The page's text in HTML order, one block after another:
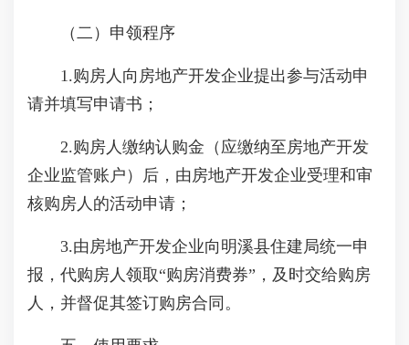
（二）申领程序
1.购房人向房地产开发企业提出参与活动申
请并填写申请书；
2.购房人缴纳认购金（应缴纳至房地产开发
企业监管账户）后，由房地产开发企业受理和审
核购房人的活动申请；
3.由房地产开发企业向明溪县住建局统一申
报，代购房人领取“购房消费券”，及时交给购房
人，并督促其签订购房合同。